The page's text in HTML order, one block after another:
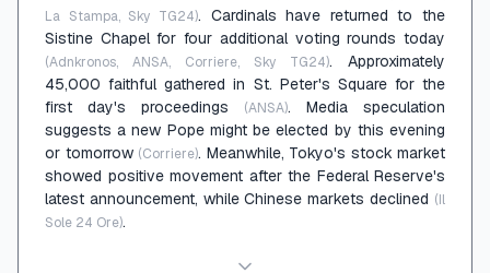
La Stampa, Sky TG24). Cardinals have returned to the
Sistine Chapel for four additional voting rounds today
(Adnkronos, ANSA, Corriere, Sky TG24). Approximately
45,000 faithful gathered in St. Peter's Square for the
first day's proceedings
(ANSA). Media speculation
suggests a new Pope might be elected by this evening
or tomorrow (Corriere). Meanwhile, Tokyo's stock market
showed positive movement after the Federal Reserve's
latest announcement, while Chinese markets declined (Il
Sole 24 Ore).